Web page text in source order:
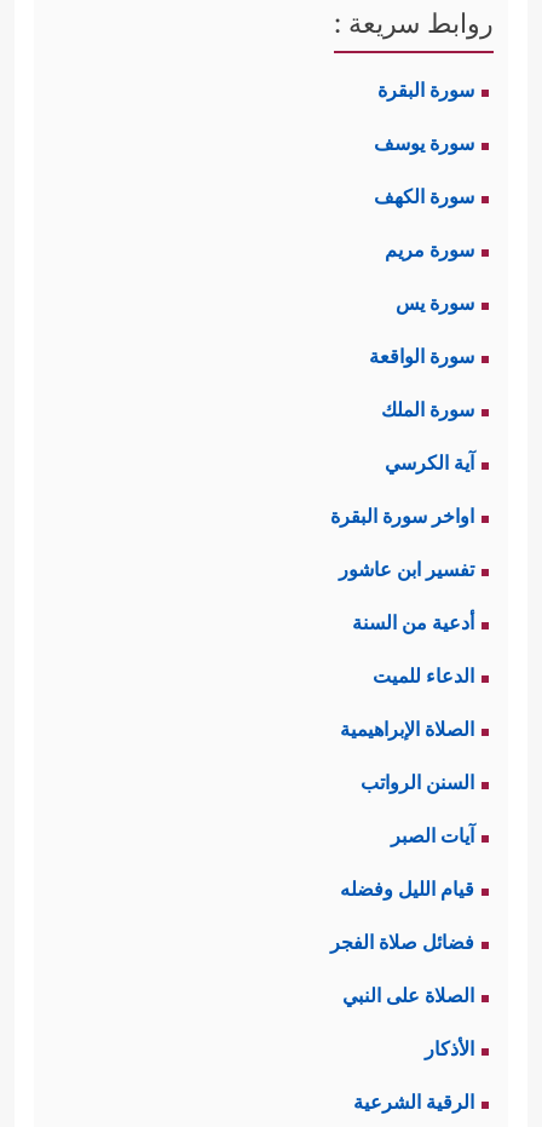
روابط سريعة :
سورة البقرة
سورة يوسف
سورة الكهف
سورة مريم
سورة يس
سورة الواقعة
سورة الملك
آية الكرسي
اواخر سورة البقرة
تفسير ابن عاشور
أدعية من السنة
الدعاء للميت
الصلاة الإبراهيمية
السنن الرواتب
آيات الصبر
قيام الليل وفضله
فضائل صلاة الفجر
الصلاة على النبي
الأذكار
الرقية الشرعية